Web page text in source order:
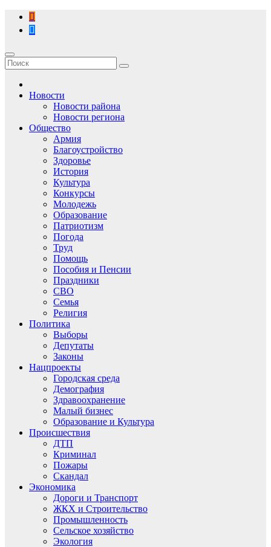
Перейти
содержимому
Новости
Новости района
Новости региона
Общество
Армия
Благоустройство
Здоровье
История
Культура
Конкурсы
Молодежь
Образование
Патриотизм
Погода
Труд
Помощь
Пособия и Пенсии
Праздники
СВО
Семья
Религия
Политика
Выборы
Депутаты
Законы
Нацпроекты
Городская среда
Демография
Здравоохранение
Малый бизнес
Образование и Культура
Происшествия
ДТП
Криминал
Пожары
Скандал
Экономика
Дороги и Транспорт
ЖКХ и Строительство
Промышленность
Сельское хозяйство
Экология